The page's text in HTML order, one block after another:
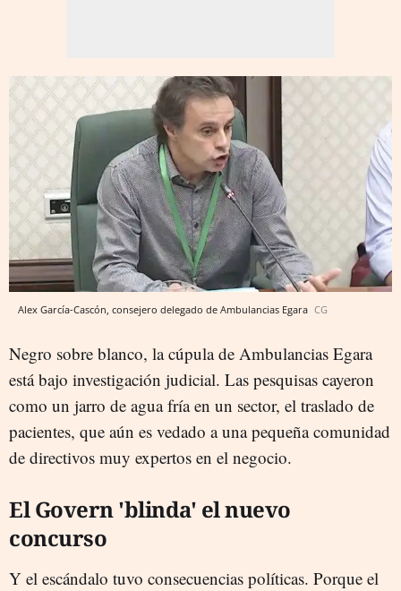
Alex García-Cascón, consejero delegado de Ambulancias Egara CG
Negro sobre blanco, la cúpula de Ambulancias Egara
está bajo investigación judicial. Las pesquisas cayeron
como un jarro de agua fría en un sector, el traslado de
pacientes, que aún es vedado a una pequeña comunidad
de directivos muy expertos en el negocio.
El Govern 'blinda' el nuevo
concurso
Y el escándalo tuvo consecuencias políticas. Porque el